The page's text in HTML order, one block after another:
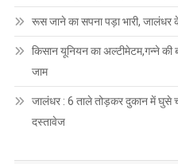
रूस जाने का सपना पड़ा भारी, जालंधर
किसान यूनियन का अल्टीमेटम,गन्ने की
जाम
जालंधर : 6 ताले तोड़कर दुकान में घुसे
दस्तावेज